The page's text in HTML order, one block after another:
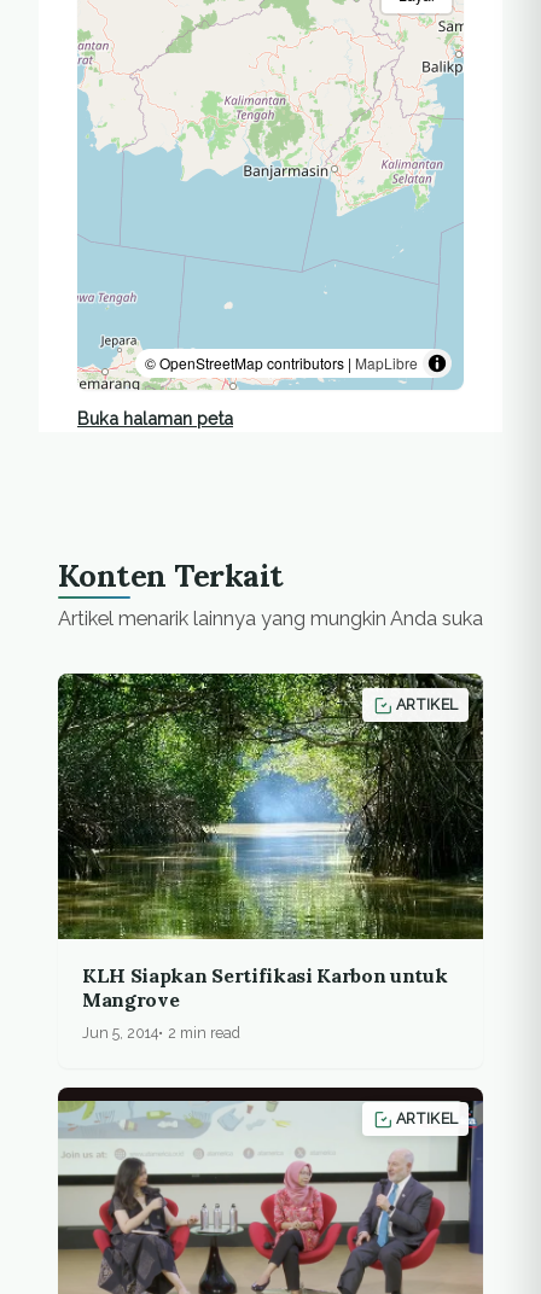
© OpenStreetMap contributors | MapLibre
Buka halaman peta
Konten Terkait
Artikel menarik lainnya yang mungkin Anda suka
ARTIKEL
KLH Siapkan Sertifikasi Karbon untuk
Mangrove
Jun 5, 2014 2 min read
ARTIKEL